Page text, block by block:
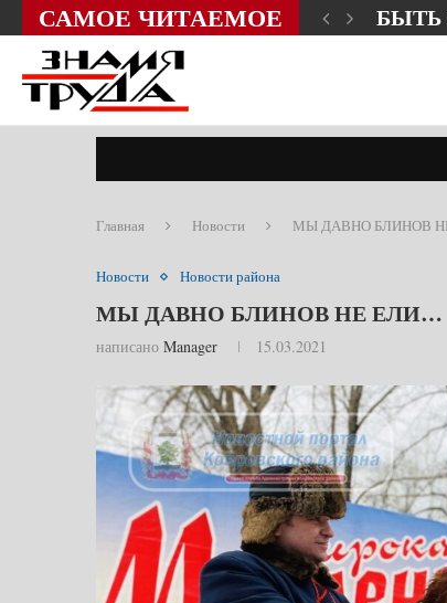
САМОЕ ЧИТАЕМОЕ
Главная Новости МЫ ДАВНО БЛИНОВ
Новости Новости района
МЫ ДАВНО БЛИНОВ НЕ ЕЛИ…
написано Manager 15.03.2021